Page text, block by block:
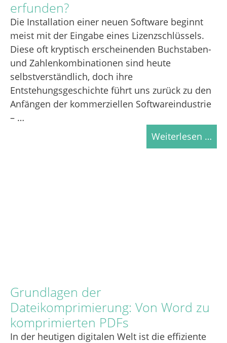
erfunden?
Die Installation einer neuen Software beginnt
meist mit der Eingabe eines Lizenzschlüssels.
Diese oft kryptisch erscheinenden Buchstaben-
und Zahlenkombinationen sind heute
selbstverständlich, doch ihre
Entstehungsgeschichte führt uns zurück zu den
Anfängen der kommerziellen Softwareindustrie
– …
Weiterlesen …
Grundlagen der
Dateikomprimierung: Von Word zu
komprimierten PDFs
In der heutigen digitalen Welt ist die effiziente